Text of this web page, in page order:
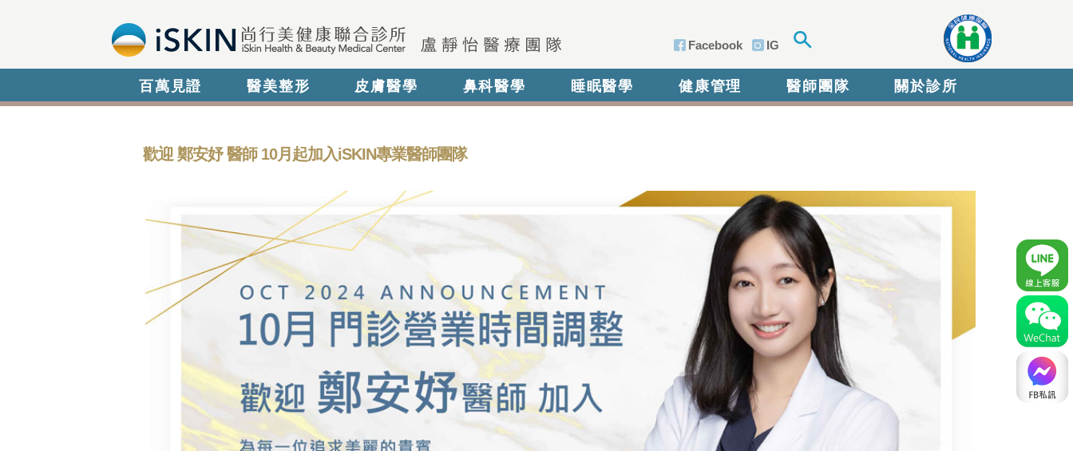
Facebook IG
百萬見證 醫美整形 皮膚醫學 鼻科醫學 睡眠醫學 健康管理 醫師團隊 關於診所
歡迎 鄭安妤 醫師 10月起加入iSKIN專業醫師團隊